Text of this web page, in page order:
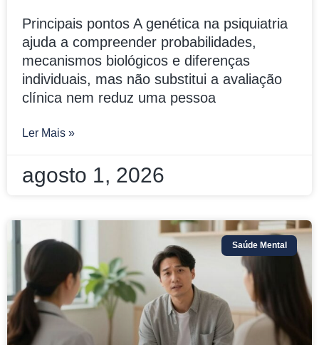
Principais pontos A genética na psiquiatria
ajuda a compreender probabilidades,
mecanismos biológicos e diferenças
individuais, mas não substitui a avaliação
clínica nem reduz uma pessoa
Ler Mais »
agosto 1, 2026
Saúde Mental